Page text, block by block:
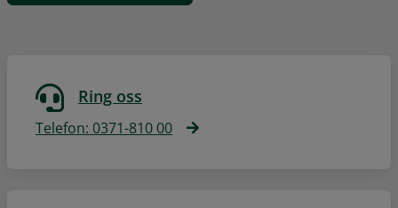
Ring oss
Telefon: 0371-810 00